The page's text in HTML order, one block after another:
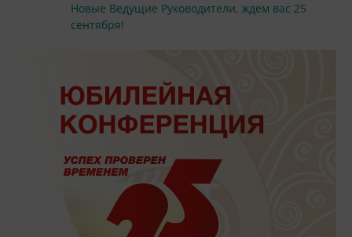
Новые Ведущие Руководители, ждем вас 25
сентября!